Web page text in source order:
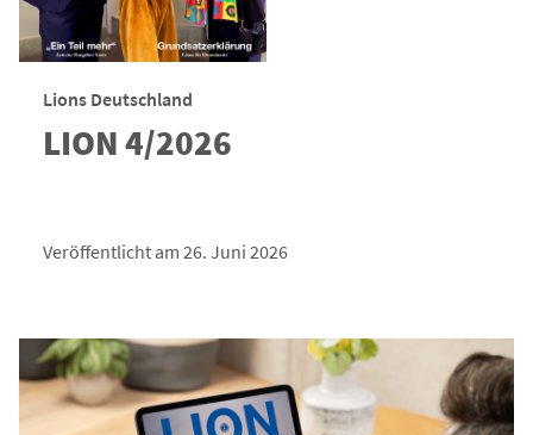
Lions Deutschland
LION 4/2026
Veröffentlicht am 26. Juni 2026